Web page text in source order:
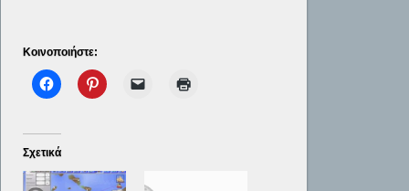
Κοινοποιήστε:
Σχετικά